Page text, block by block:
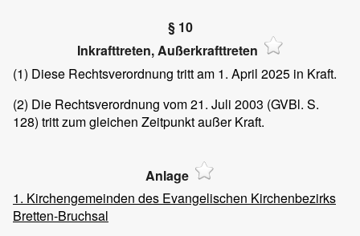
§ 10
Inkrafttreten, Außerkrafttreten
(1) Diese Rechtsverordnung tritt am 1. April 2025 in Kraft.
(2) Die Rechtsverordnung vom 21. Juli 2003 (GVBl. S.
128) tritt zum gleichen Zeitpunkt außer Kraft.
Anlage
1. Kirchengemeinden des Evangelischen Kirchenbezirks
Bretten-Bruchsal